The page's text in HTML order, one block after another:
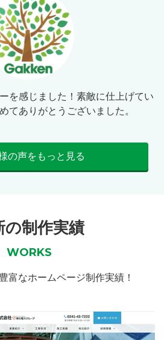
を感じました！素敵に仕上げてい
てありがとうございました。
の声をもっと見る
の制作実績
WORKS
富なホームページ制作実績！